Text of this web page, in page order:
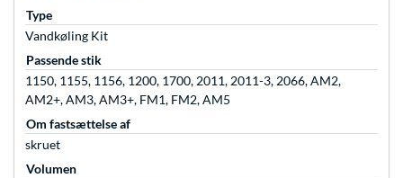
Type
Vandkøling Kit
Passende stik
1150, 1155, 1156, 1200, 1700, 2011, 2011-3, 2066, AM2,
AM2+, AM3, AM3+, FM1, FM2, AM5
Om fastsættelse af
skruet
Volumen